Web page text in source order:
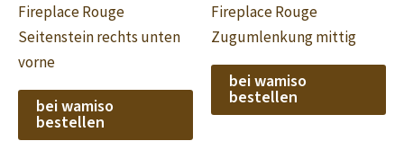
Fireplace Rouge
Seitenstein rechts unten
vorne
bei wamiso
bestellen
Fireplace Rouge
Zugumlenkung mittig
bei wamiso
bestellen